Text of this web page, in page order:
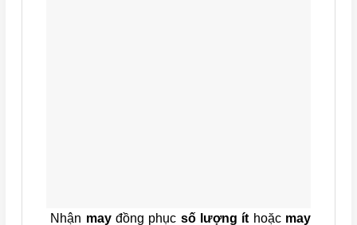
Nhận mayđồng phục số lượng ít hoặc may